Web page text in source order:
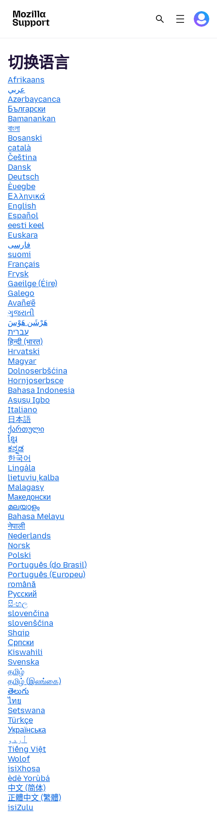
切换语言
Afrikaans
عربي
Azərbaycanca
Български
Bamanankan
বাংলা
Bosanski
català
Čeština
Dansk
Deutsch
Èʋegbe
Ελληνικά
English
Español
eesti keel
Euskara
فارسی
suomi
Français
Frysk
Gaeilge (Éire)
Galego
Avañe'ẽ
ગુજરાતી
هَرْشَن هَوْسَ
עברית
हिन्दी (भारत)
Hrvatski
Magyar
Dolnoserbšćina
Hornjoserbsce
Bahasa Indonesia
Asụsụ Igbo
Italiano
日本語
ქართული
ខ្មែរ
ಕನ್ನಡ
한국어
Lingála
lietuvių kalba
Malagasy
Македонски
മലയാളം
Bahasa Melayu
नेपाली
Nederlands
Norsk
Polski
Português (do Brasil)
Português (Europeu)
română
Русский
සිංහල
slovenčina
slovenščina
Shqip
Српски
Kiswahili
Svenska
தமிழ்
தமிழ் (இலங்கை)
తెలుగు
ไทย
Setswana
Türkçe
Українська
اُردو
Tiếng Việt
Wolof
isiXhosa
èdè Yorùbá
中文 (简体)
正體中文 (繁體)
isiZulu